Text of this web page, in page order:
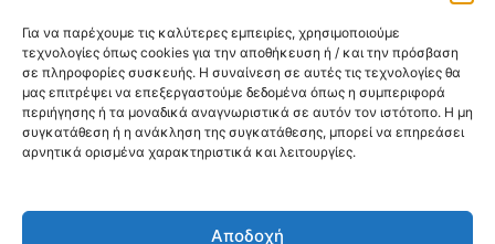
Για να παρέχουμε τις καλύτερες εμπειρίες, χρησιμοποιούμε
τεχνολογίες όπως cookies για την αποθήκευση ή / και την πρόσβαση
σε πληροφορίες συσκευής. Η συναίνεση σε αυτές τις τεχνολογίες θα
μας επιτρέψει να επεξεργαστούμε δεδομένα όπως η συμπεριφορά
περιήγησης ή τα μοναδικά αναγνωριστικά σε αυτόν τον ιστότοπο. Η μη
συγκατάθεση ή η ανάκληση της συγκατάθεσης, μπορεί να επηρεάσει
αρνητικά ορισμένα χαρακτηριστικά και λειτουργίες.
Αποδοχή
Σεμινάρια - Συνέδρια